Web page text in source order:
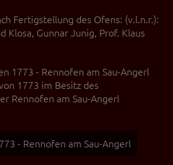
Fertigstellung des Ofens: (v.l.n.r.):
Klosa, Gunnar Junig, Prof. Klaus
1773 - Rennofen am Sau-Angerl
1773 im Besitz des
Rennofen am Sau-Angerl
- Rennofen am Sau-Angerl